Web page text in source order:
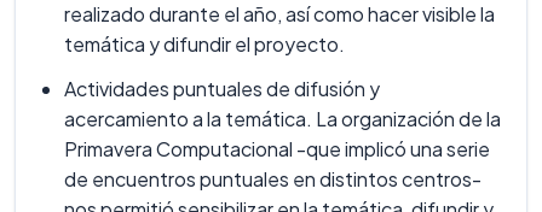
realizado durante el año, así como hacer visible la
temática y difundir el proyecto.
Actividades puntuales de difusión y
acercamiento a la temática. La organización de la
Primavera Computacional -que implicó una serie
de encuentros puntuales en distintos centros-